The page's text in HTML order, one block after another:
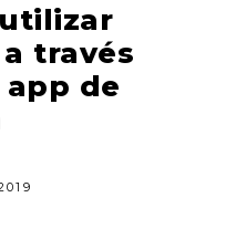
través
de